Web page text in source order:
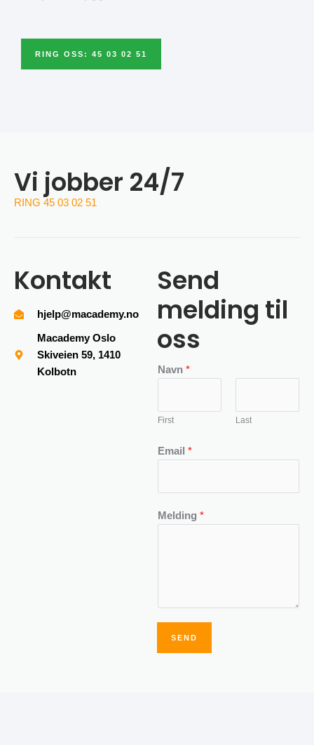
RING OSS: 45 03 02 51
Vi jobber 24/7
RING 45 03 02 51
Kontakt
hjelp@macademy.no
Macademy Oslo
Skiveien 59, 1410
Kolbotn
Send
melding til
oss
Navn *
First Last
Email *
Melding *
SEND